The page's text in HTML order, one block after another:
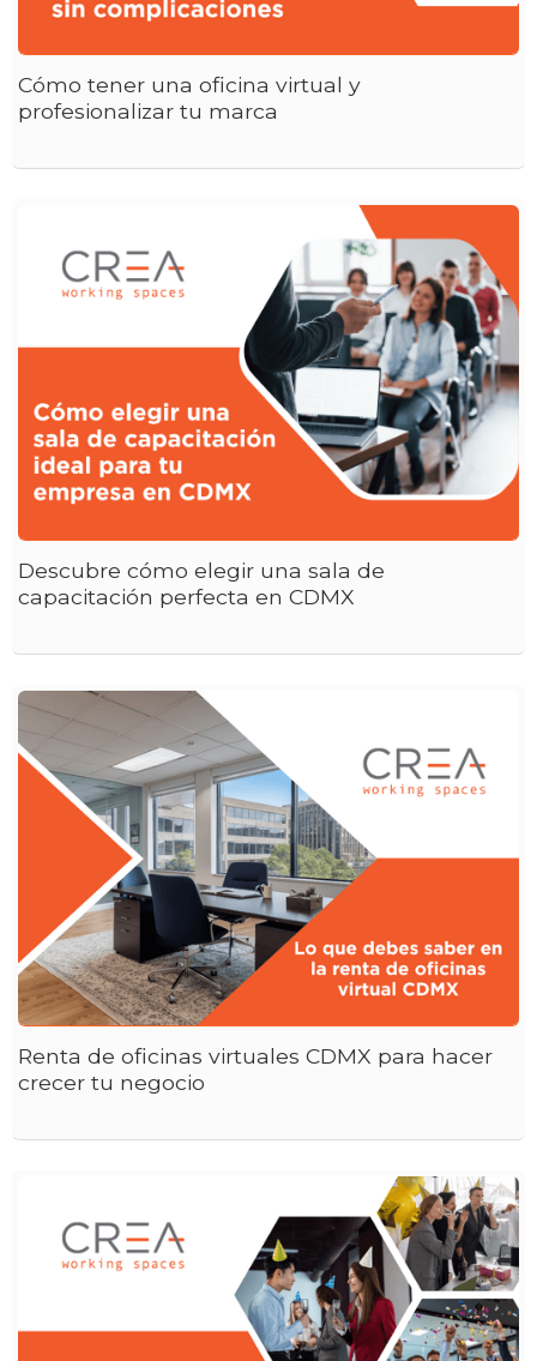
Cómo tener una oficina virtual y
profesionalizar tu marca
Descubre cómo elegir una sala de
capacitación perfecta en CDMX
Renta de oficinas virtuales CDMX para hacer
crecer tu negocio